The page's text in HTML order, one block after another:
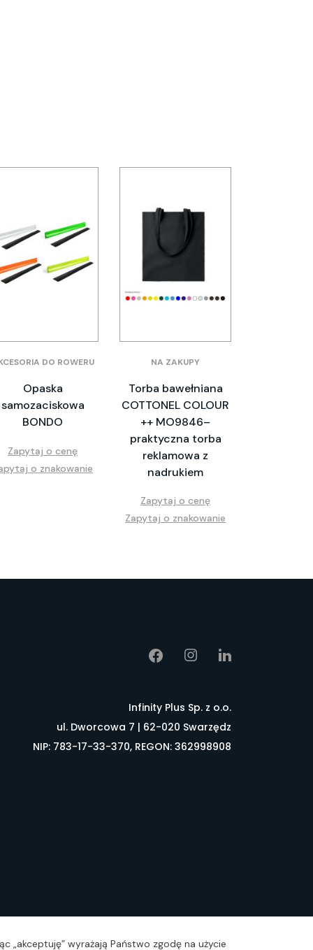
DO ROWERU
Opaska
samozaciskowa
BONDO
Zapytaj o cenę
o znakowanie
NA ZAKUPY
Torba bawełniana
COTTONEL COLOUR
++ MO9846–
praktyczna torba
reklamowa z
nadrukiem
Zapytaj o cenę
Zapytaj o znakowanie
Infinity Plus Sp. z o.o.
ul. Dworcowa 7 | 62-020 Swarzędz
NIP: 783-17-33-370, REGON: 362998908
„akceptuję” wyrażają Państwo zgodę na użycie